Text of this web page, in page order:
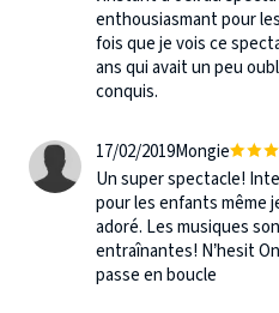
enthousiasmant pour
fois que je vois ce
ans qui avait un peu
conquis.
17/02/2019Mongie
Un super spectacle!
pour les enfants même
adoré. Les musiques
entraînantes! N’hesit
passe en boucle